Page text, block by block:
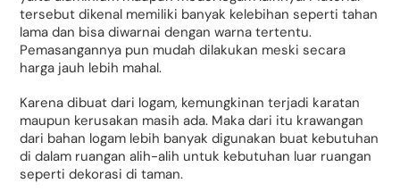
tersebut dikenal memiliki banyak kelebihan seperti tahan
lama dan bisa diwarnai dengan warna tertentu.
Pemasangannya pun mudah dilakukan meski secara
harga jauh lebih mahal.
Karena dibuat dari logam, kemungkinan terjadi karatan
maupun kerusakan masih ada. Maka dari itu krawangan
dari bahan logam lebih banyak digunakan buat kebutuhan
di dalam ruangan alih-alih untuk kebutuhan luar ruangan
seperti dekorasi di taman.